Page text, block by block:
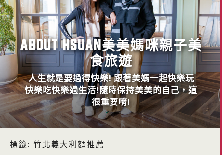
ABOUT HSUAN美美媽咪親子美
食旅遊
人生就是要過得快樂! 跟著美媽一起快樂玩
快樂吃快樂過生活!隨時保持美美的自己，這
很重要唷!
標籤: 竹北義大利麵推薦